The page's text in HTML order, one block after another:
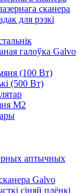
сканера
для рэзкі
галоўка Galvo
(100 Вт)
(500 Вт)
M2
аптычных
Galvo
сіняй плёнкі